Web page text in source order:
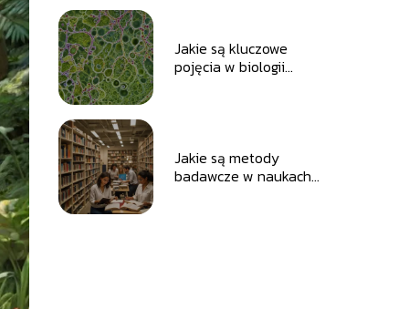
Jakie są kluczowe
pojęcia w biologii
Jakie są metody
badawcze w naukach